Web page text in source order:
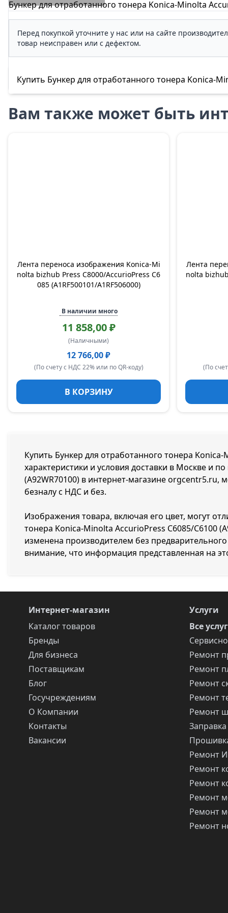
Бункер для отработанного тонера Konica-Minolta
Перед покупкой уточните у нас или на сайте
товар неисправен или с дефектом.
Купить Бункер для отработанного тонера Konica-
Вам также может быть
Лента переноса изображения Konica-Mi
nolta bizhub Press C8000/AccurioPress C6
085 (A1RF500101/A1RF506000)
В наличии много
11 858,00 ₽
(Наличными)
12 766,00 ₽
(По счету с НДС 22% или по QR-коду)
В КОРЗИНУ
Лента
nolta
(По
Купить Бункер для отработанного тонера
характеристики и условия доставки в Москве и
(A92WR70100) в интернет-магазине orgcentr5.ru,
безналу с НДС и без.
Изображения товара, включая его цвет, могут
тонера Konica-Minolta AccurioPress C6085/C6100
изменена производителем без
внимание, что информация представленная на
Интернет-магазин
Каталог товаров
Бренды
Для бизнеса
Поставщикам
Блог
Госучреждениям
О Компании
Контакты
Вакансии
Услуги
Все
Ремонт
Ремонт
Ремонт
Ремонт
Ремонт
Ремонт
Ремонт
Ремонт
Ремонт
Ремонт
Ремонт